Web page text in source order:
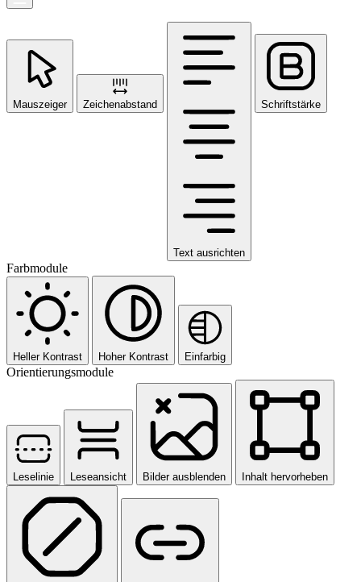
Mauszeiger Zeichenabstand
Text ausrichten
Schriftstärke
Farbmodule
Heller Kontrast Hoher Kontrast Einfarbig
Orientierungsmodule
Leselinie Leseansicht Bilder ausblenden Inhalt hervorheben